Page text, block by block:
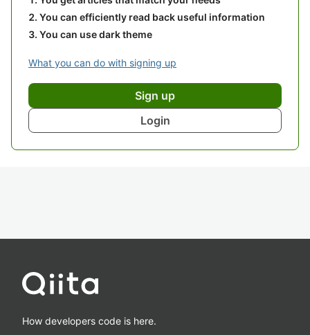
You can efficiently read back useful information
You can use dark theme
What you can do with signing up
Sign up
Login
How developers code is here.